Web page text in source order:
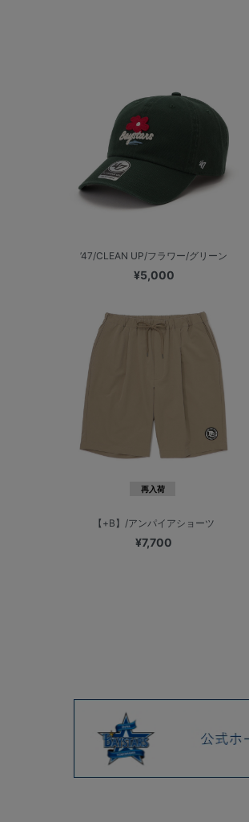
’47/CLEAN UP/フラワー/グリーン
¥5,000
再入荷
【+B】/アンパイアショーツ
¥7,700